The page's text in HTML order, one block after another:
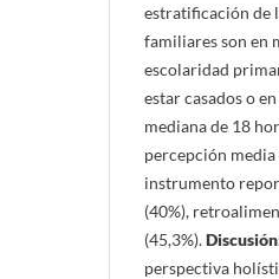
estratificación de
familiares son en
escolaridad
estar casados o
mediana de 18
percepción media
instrumento
(40%),
(45,3%).
perspectiva